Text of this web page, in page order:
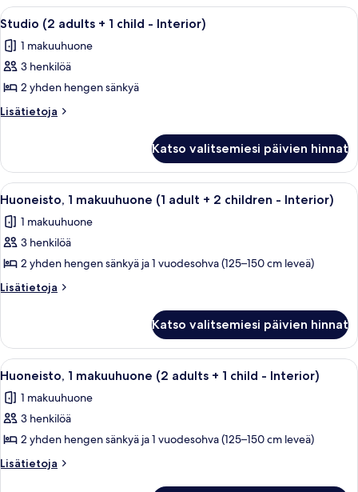
Interior)
Avaa
kaikki
huonetyypin
Studio
(2
adults
child
Interior)
kuvat
Hotellihuone, jossa on kaksi sänkyä,
4
Studio (2 adults + 1 child - Interior)
1 makuuhuone
3 henkilöä
2 yhden hengen sänkyä
Lisätietoja
Lisätietoja
adults
1
Interior)
Katso valitsemiesi päivien hinnat
Avaa
kaikki
huonetyypin
Huoneisto,
1
makuuhuone
+
2
children
-
Interior)
kuvat
Hotellihuone, jossa on sänky,
5
Huoneisto, 1 makuuhuone (1 adult + 2 children - Interior)
1 makuuhuone
3 henkilöä
2 yhden hengen sänkyä ja 1 vuodesohva (125–150 cm leveä)
Lisätietoja
Lisätietoja
makuuhuone
(1
adult
2
children
Interior)
Katso valitsemiesi päivien hinnat
Avaa
kaikki
huonetyypin
Huoneisto,
1
makuuhuone
Hotellihuone, jossa on sänky,
5
Huoneisto, 1 makuuhuone (2 adults + 1 child - Interior)
1 makuuhuone
3 henkilöä
2 yhden hengen sänkyä ja 1 vuodesohva (125–150 cm leveä)
Lisätietoja
Lisätietoja